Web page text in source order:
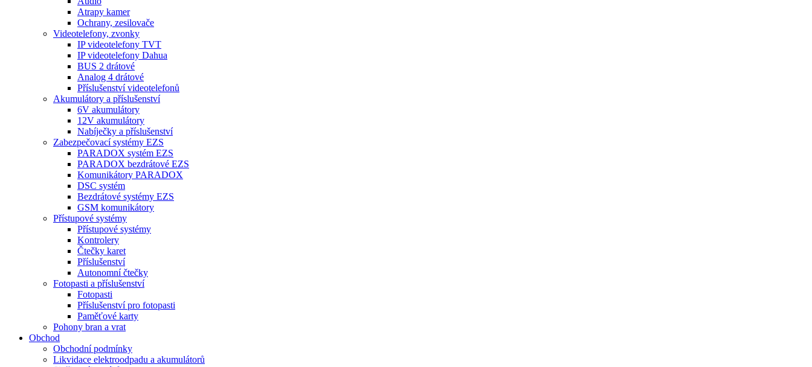
Atrapy kamer
Ochrany, zesilovače
Videotelefony, zvonky
IP videotelefony TVT
IP videotelefony Dahua
BUS 2 drátové
Analog 4 drátové
Příslušenství videotelefonů
Akumulátory a příslušenství
6V akumulátory
12V akumulátory
Nabíječky a příslušenství
Zabezpečovací systémy EZS
PARADOX systém EZS
PARADOX bezdrátové EZS
Komunikátory PARADOX
DSC systém
Bezdrátové systémy EZS
GSM komunikátory
Přístupové systémy
Přístupové systémy
Kontrolery
Čtečky karet
Příslušenství
Autonomní čtečky
Fotopasti a příslušenství
Fotopasti
Příslušenství pro fotopasti
Paměťové karty
Pohony bran a vrat
Obchod
Obchodní podmínky
Likvidace elektroodpadu a akumulátorů